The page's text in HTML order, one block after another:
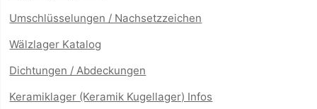
Umschlüsselungen / Nachsetzzeichen
Wälzlager Katalog
Dichtungen / Abdeckungen
Keramiklager (Keramik Kugellager) Infos